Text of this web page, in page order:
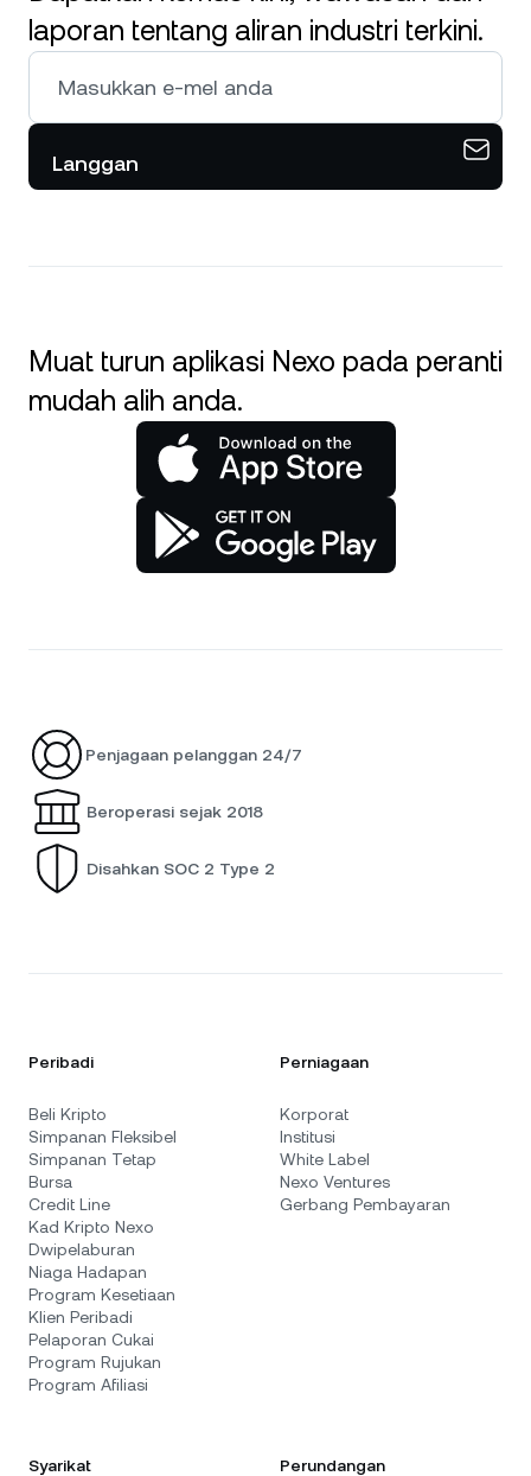
laporan tentang aliran industri terkini.
Langgan
Muat turun aplikasi Nexo pada peranti
mudah alih anda.
Penjagaan pelanggan 24/7
Beroperasi sejak 2018
Disahkan SOC 2 Type 2
Peribadi
Beli Kripto
Simpanan Fleksibel
Simpanan Tetap
Bursa
Credit Line
Kad Kripto Nexo
Dwipelaburan
Niaga Hadapan
Program Kesetiaan
Klien Peribadi
Pelaporan Cukai
Program Rujukan
Program Afiliasi
Perniagaan
Korporat
Institusi
White Label
Nexo Ventures
Gerbang Pembayaran
Syarikat Perundangan